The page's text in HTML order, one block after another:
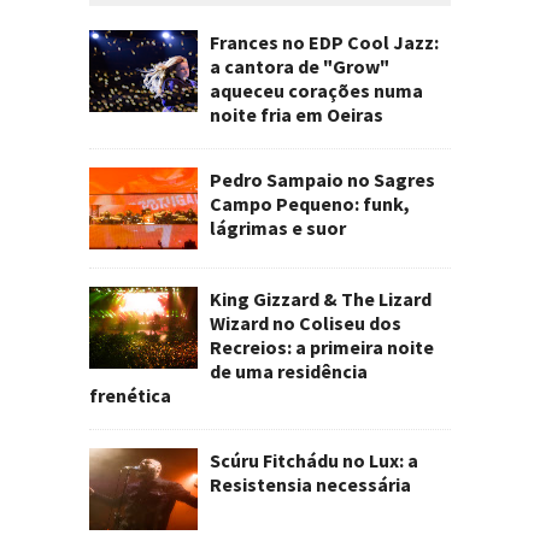
Frances no EDP Cool Jazz:
a cantora de "Grow"
aqueceu corações numa
noite fria em Oeiras
Pedro Sampaio no Sagres
Campo Pequeno: funk,
lágrimas e suor
King Gizzard & The Lizard
Wizard no Coliseu dos
Recreios: a primeira noite
de uma residência
frenética
Scúru Fitchádu no Lux: a
Resistensia necessária